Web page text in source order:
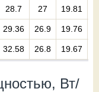
28.7 27 19.81
29.36 26.9 19.76
32.58 26.8 19.67
Вт/